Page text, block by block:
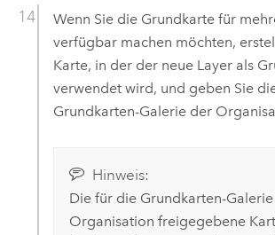
Wenn Sie die Grundkarte für
verfügbar machen möchten,
Karte, in der der neue Layer als
verwendet wird, und geben Sie
Grundkarten-Galerie der
Hinweis:
Die für die Grundkarten-
Organisation freigegebene